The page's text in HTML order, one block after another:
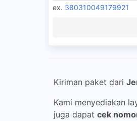
ex. 380310049179921
Kiriman paket dari
Kami menyediakan
juga dapat cek